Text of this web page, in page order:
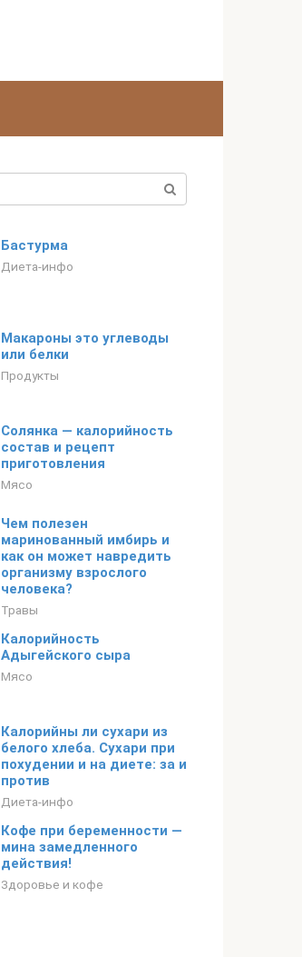
Бастурма
Диета-инфо
Макароны это углеводы
или белки
Продукты
Солянка — калорийность
состав и рецепт
приготовления
Мясо
Чем полезен
маринованный имбирь и
как он может навредить
организму взрослого
человека?
Травы
Калорийность
Адыгейского сыра
Мясо
Калорийны ли сухари из
белого хлеба. Сухари при
похудении и на диете: за и
против
Диета-инфо
Кофе при беременности —
мина замедленного
действия!
Здоровье и кофе